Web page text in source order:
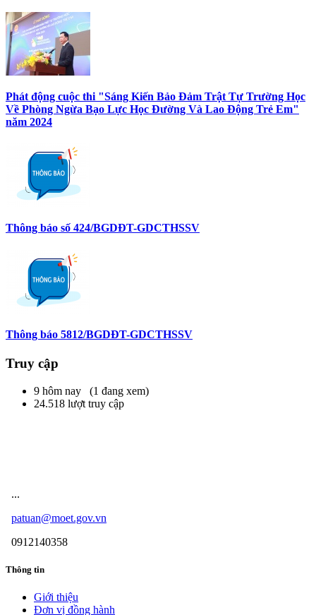
Phát động cuộc thi "Sáng Kiến Bảo Đảm Trật Tự Trường Học
Về Phòng Ngừa Bạo Lực Học Đường Và Lao Động Trẻ Em"
năm 2024
Thông báo số 424/BGDĐT-GDCTHSSV
Thông báo 5812/BGDĐT-GDCTHSSV
Truy cập
9 hôm nay (1 đang xem)
24.518 lượt truy cập
...
patuan@moet.gov.vn
0912140358
Thông tin
Giới thiệu
Đơn vị đồng hành